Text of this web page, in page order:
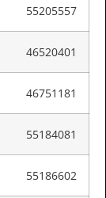
55205557
46520401
46751181
55184081
55186602